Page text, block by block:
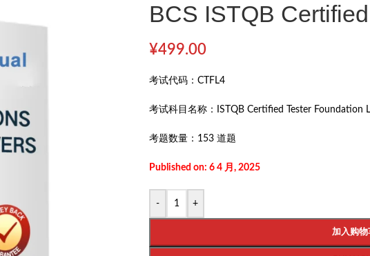
BCS ISTQB
¥499.00
考试代码： CTFL4
考试科目名称： ISTQB Certified Tester Foundation
考题数量： 153 道题
Published on: 6 4 月, 2025
- +
加入购物